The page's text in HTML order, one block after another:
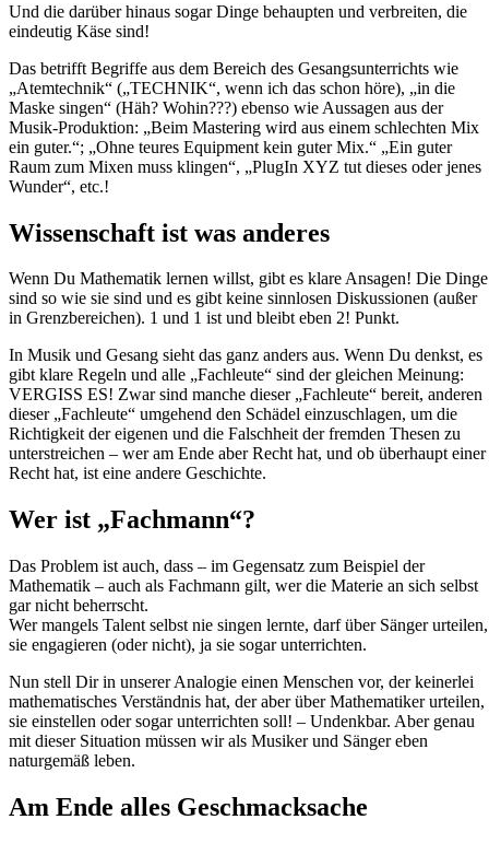
Und die darüber hinaus sogar Dinge behaupten und verbreiten, die
eindeutig Käse sind!
Das betrifft Begriffe aus dem Bereich des Gesangsunterrichts wie
„Atemtechnik“ („TECHNIK“, wenn ich das schon höre), „in die
Maske singen“ (Häh? Wohin???) ebenso wie Aussagen aus der
Musik-Produktion: „Beim Mastering wird aus einem schlechten Mix
ein guter.“; „Ohne teures Equipment kein guter Mix.“ „Ein guter
Raum zum Mixen muss klingen“, „PlugIn XYZ tut dieses oder jenes
Wunder“, etc.!
Wissenschaft ist was anderes
Wenn Du Mathematik lernen willst, gibt es klare Ansagen! Die Dinge
sind so wie sie sind und es gibt keine sinnlosen Diskussionen (außer
in Grenzbereichen). 1 und 1 ist und bleibt eben 2! Punkt.
In Musik und Gesang sieht das ganz anders aus. Wenn Du denkst, es
gibt klare Regeln und alle „Fachleute“ sind der gleichen Meinung:
VERGISS ES! Zwar sind manche dieser „Fachleute“ bereit, anderen
dieser „Fachleute“ umgehend den Schädel einzuschlagen, um die
Richtigkeit der eigenen und die Falschheit der fremden Thesen zu
unterstreichen – wer am Ende aber Recht hat, und ob überhaupt einer
Recht hat, ist eine andere Geschichte.
Wer ist „Fachmann“?
Das Problem ist auch, dass – im Gegensatz zum Beispiel der
Mathematik – auch als Fachmann gilt, wer die Materie an sich selbst
gar nicht beherrscht.
Wer mangels Talent selbst nie singen lernte, darf über Sänger urteilen,
sie engagieren (oder nicht), ja sie sogar unterrichten.
Nun stell Dir in unserer Analogie einen Menschen vor, der keinerlei
mathematisches Verständnis hat, der aber über Mathematiker urteilen,
sie einstellen oder sogar unterrichten soll! – Undenkbar. Aber genau
mit dieser Situation müssen wir als Musiker und Sänger eben
naturgemäß leben.
Am Ende alles Geschmacksache